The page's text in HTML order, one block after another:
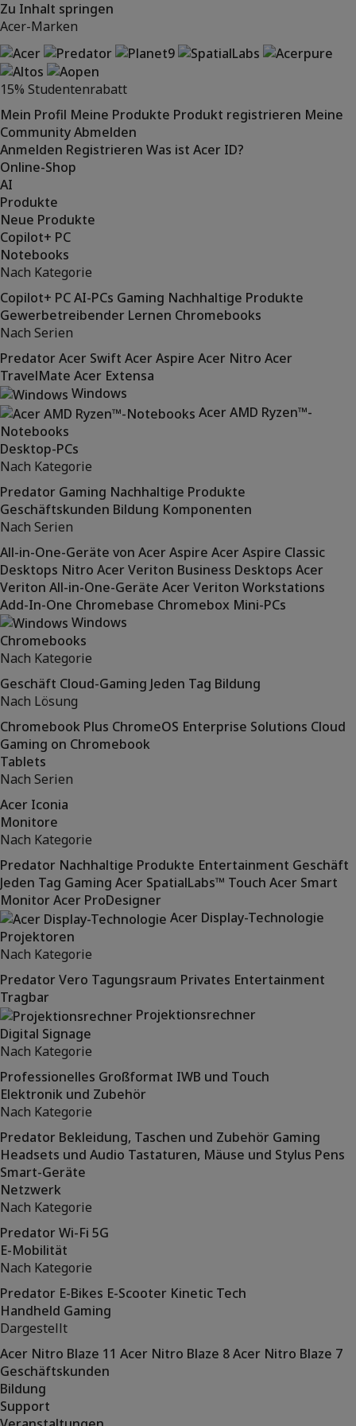
Zu Inhalt springen
Acer-Marken
15% Studentenrabatt
Mein Profil Meine Produkte Produkt registrieren Meine
CommunityAbmelden
Anmelden Registrieren Was ist Acer ID?
Online-Shop
AI
Produkte
Neue Produkte
Copilot+ PC
Notebooks
Nach Kategorie
Copilot+ PCAI-PCs Gaming Nachhaltige Produkte
Gewerbetreibender Lernen Chromebooks
Nach Serien
Predator Acer Swift Acer Aspire Acer Nitro Acer
TravelMate Acer Extensa
Windows
Acer AMD Ryzen™-
Notebooks
Desktop-PCs
Nach Kategorie
Predator Gaming Nachhaltige Produkte
Geschäftskunden Bildung Komponenten
Nach Serien
All-in-One-Geräte von Acer Aspire Acer Aspire Classic
Desktops Nitro Acer Veriton Business Desktops Acer
Veriton All-in-One-Geräte Acer Veriton Workstations
Add-In-One Chromebase Chromebox Mini-PCs
Windows
Chromebooks
Nach Kategorie
Geschäft Cloud-Gaming Jeden Tag Bildung
Nach Lösung
Chromebook Plus ChromeOS Enterprise Solutions Cloud
Gaming on Chromebook
Tablets
Nach Serien
Acer Iconia
Monitore
Nach Kategorie
Predator Nachhaltige Produkte Entertainment Geschäft
Jeden Tag Gaming Acer SpatialLabs™ Touch Acer Smart
Monitor Acer ProDesigner
Acer Display-Technologie
Projektoren
Nach Kategorie
Predator Vero Tagungsraum Privates Entertainment
Tragbar
Projektionsrechner
Digital Signage
Nach Kategorie
Professionelles Großformat IWB und Touch
Elektronik und Zubehör
Nach Kategorie
Predator Bekleidung, Taschen und Zubehör Gaming
Headsets und Audio Tastaturen, Mäuse und Stylus Pens
Smart-Geräte
Netzwerk
Nach Kategorie
Predator Wi-Fi 5G
E-Mobilität
Nach Kategorie
Predator E-Bikes E-Scooter Kinetic Tech
Handheld Gaming
Dargestellt
Acer Nitro Blaze 11 Acer Nitro Blaze 8Acer Nitro Blaze 7
Geschäftskunden
Bildung
Support